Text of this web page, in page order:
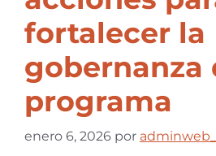
fortalecer la
gobernanza
programa
enero 6, 2026 por